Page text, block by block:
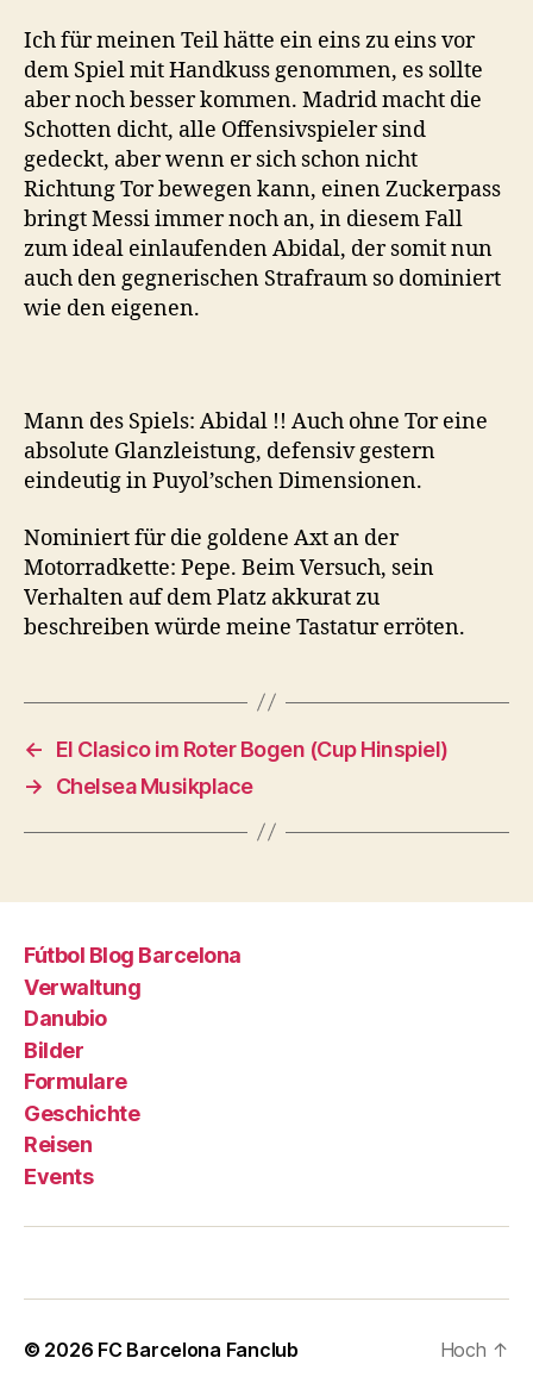
Ich für meinen Teil hätte ein eins zu eins vor
dem Spiel mit Handkuss genommen, es sollte
aber noch besser kommen. Madrid macht die
Schotten dicht, alle Offensivspieler sind
gedeckt, aber wenn er sich schon nicht
Richtung Tor bewegen kann, einen Zuckerpass
bringt Messi immer noch an, in diesem Fall
zum ideal einlaufenden Abidal, der somit nun
auch den gegnerischen Strafraum so dominiert
wie den eigenen.
Mann des Spiels: Abidal !! Auch ohne Tor eine
absolute Glanzleistung, defensiv gestern
eindeutig in Puyol’schen Dimensionen.
Nominiert für die goldene Axt an der
Motorradkette: Pepe. Beim Versuch, sein
Verhalten auf dem Platz akkurat zu
beschreiben würde meine Tastatur erröten.
←
El Clasico im Roter Bogen (Cup Hinspiel)
→
Chelsea Musikplace
Fútbol Blog Barcelona
Verwaltung
Danubio
Bilder
Formulare
Geschichte
Reisen
Events
© 2026 FC Barcelona Fanclub Hoch ↑